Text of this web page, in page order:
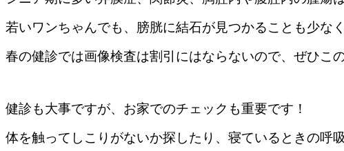
若いワンちゃんでも、膀胱に結石が見つかることも少な
春の健診では画像検査は割引にはならないので、ぜひこ
健診も大事ですが、お家でのチェックも重要です！
体を触ってしこりがないか探したり、寝ているときの呼